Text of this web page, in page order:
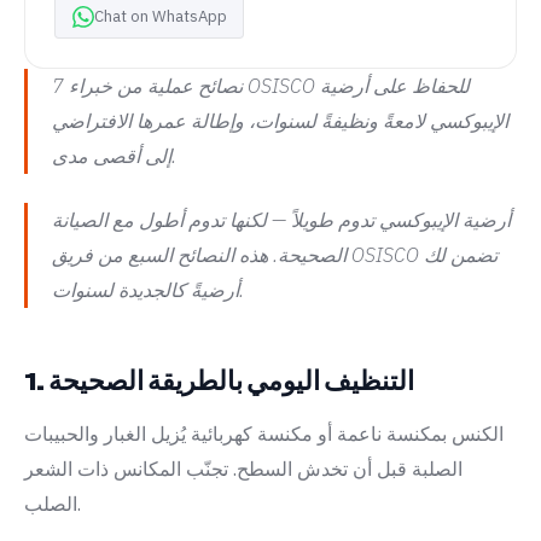
7 نصائح عملية من خبراء OSISCO للحفاظ على أرضية
الإيبوكسي لامعةً ونظيفةً لسنوات، وإطالة عمرها الافتراضي
إلى أقصى مدى.
أرضية الإيبوكسي تدوم طويلاً — لكنها تدوم أطول مع الصيانة
الصحيحة. هذه النصائح السبع من فريق OSISCO تضمن لك
أرضيةً كالجديدة لسنوات.
1. التنظيف اليومي بالطريقة الصحيحة
الكنس بمكنسة ناعمة أو مكنسة كهربائية يُزيل الغبار والحبيبات
الصلبة قبل أن تخدش السطح. تجنّب المكانس ذات الشعر
الصلب.
Chat on WhatsApp